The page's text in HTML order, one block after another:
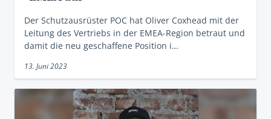
Der Schutzausrüster POC hat Oliver Coxhead mit der
Leitung des Vertriebs in der EMEA-Region betraut und
damit die neu geschaffene Position i…
13. Juni 2023